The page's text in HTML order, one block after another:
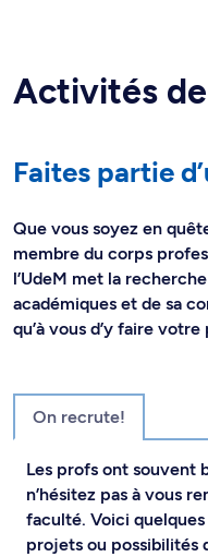
Activités
Faites partie
Que vous soyez en
membre du corps
l’UdeM met la
académiques et de sa
qu’à vous d’y faire votre
On recrute!
Les profs ont souvent
n’hésitez pas à vous
faculté. Voici
projets ou possibilités